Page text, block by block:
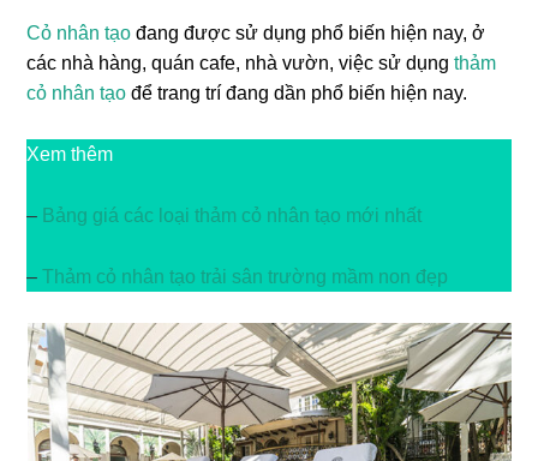
Cỏ nhân tạo đang được sử dụng phổ biến hiện nay, ở
các nhà hàng, quán cafe, nhà vườn, việc sử dụngthảm
cỏ nhân tạo để trang trí đang dần phổ biến hiện nay.
Xem thêm
– Bảng giá các loại thảm cỏ nhân tạo mới nhất
–Thảm cỏ nhân tạo trải sân trường mầm non đẹp